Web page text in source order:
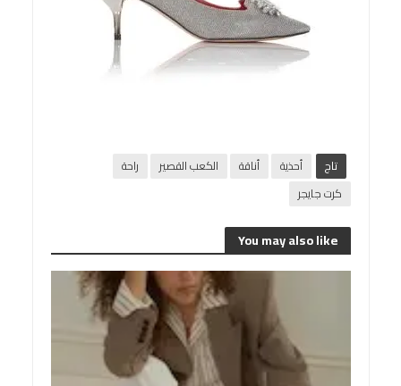
تاج أحذية أناقة الكعب القصير
راحة
كرت جايجر
You may also like